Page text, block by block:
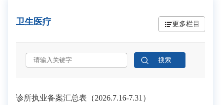
卫生医疗 更多栏目
诊所执业备案汇总表（2026.7.16-7.31）